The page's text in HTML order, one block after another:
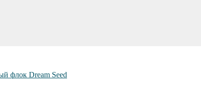
флок Dream Seed